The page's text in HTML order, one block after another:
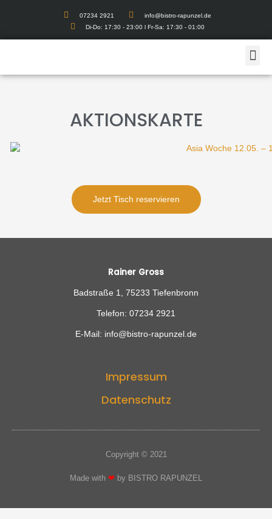
07234 2921
info@bistro-rapunzel.de
Di-Do: 17:30 - 23:00 l Fr-Sa: 17:30 - 01:00
AKTIONSKARTE
Jetzt Tisch reservieren
Rainer Gross
Badstraße 1, 75233 Tiefenbronn
Telefon: 07234 2921
E-Mail: info@bistro-rapunzel.de
Impressum
Datenschutz
Copyright © 2021
Made with ❤ by BISTRO RAPUNZEL​​